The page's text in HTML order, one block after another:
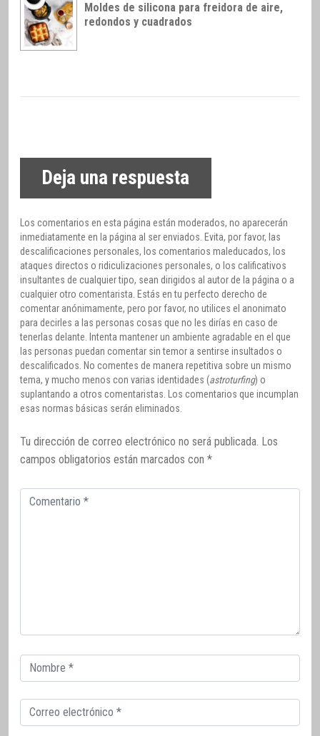
Moldes de silicona para freidora de aire,
redondos y cuadrados
Deja una respuesta
Los comentarios en esta página están moderados, no aparecerán
inmediatamente en la página al ser enviados. Evita, por favor, las
descalificaciones personales, los comentarios maleducados, los
ataques directos o ridiculizaciones personales, o los calificativos
insultantes de cualquier tipo, sean dirigidos al autor de la página o a
cualquier otro comentarista. Estás en tu perfecto derecho de
comentar anónimamente, pero por favor, no utilices el anonimato
para decirles a las personas cosas que no les dirías en caso de
tenerlas delante. Intenta mantener un ambiente agradable en el que
las personas puedan comentar sin temor a sentirse insultados o
descalificados. No comentes de manera repetitiva sobre un mismo
tema, y mucho menos con varias identidades (astroturfing) o
suplantando a otros comentaristas. Los comentarios que incumplan
esas normas básicas serán eliminados.
Tu dirección de correo electrónico no será publicada. Los
campos obligatorios están marcados con *
Comentario
Correo
electrónico
Correo
electrónico